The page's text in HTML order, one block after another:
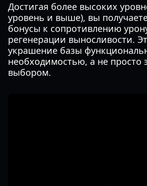
Достигая более высоких
уровень и выше), вы
бонусы к сопротивлению
регенерации выносливости.
украшение базы
необходимостью, а не просто
выбором.